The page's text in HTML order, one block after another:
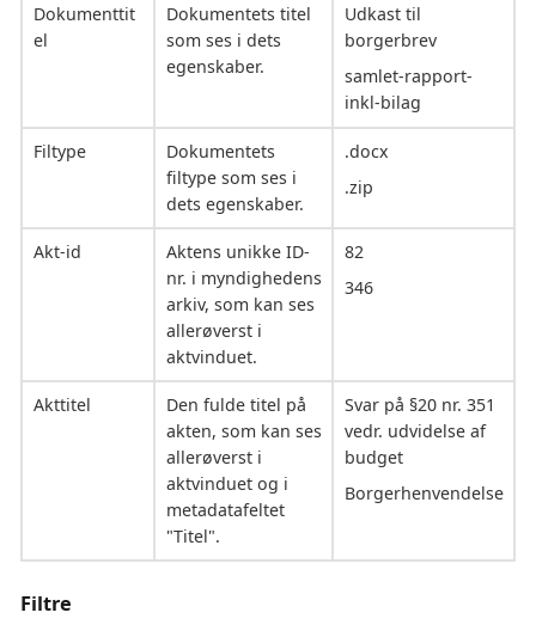
Dokumenttit
el
Dokumentets titel
som ses i dets
egenskaber.
Udkast til
borgerbrev
samlet-rapport-
inkl-bilag
Filtype
Dokumentets
filtype som ses i
dets egenskaber.
.docx
.zip
Akt-id
Aktens unikke ID-
nr. i myndighedens
arkiv, som kan ses
allerøverst i
aktvinduet.
82
346
Akttitel
Den fulde titel på
akten, som kan ses
allerøverst i
aktvinduet og i
metadatafeltet
"Titel".
Svar på §20 nr. 351
vedr. udvidelse af
budget
Borgerhenvendelse
Filtre